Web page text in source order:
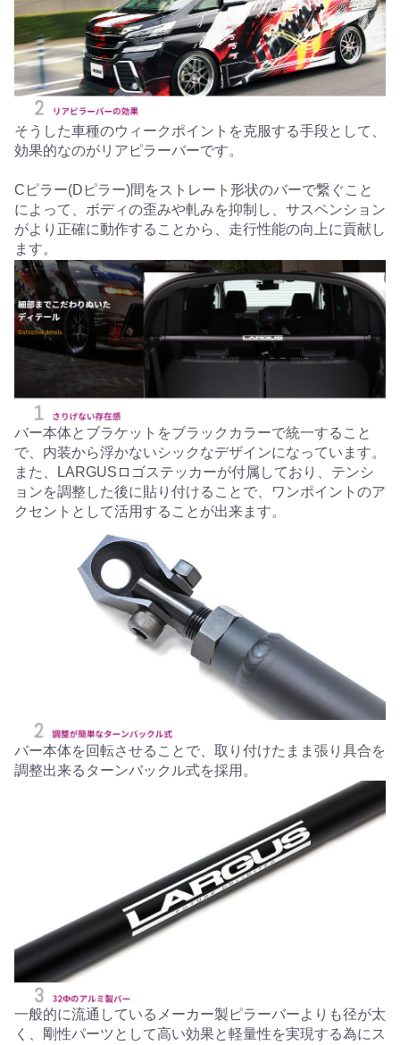
そうした車種のウィークポイントを克服する手段として、
効果的なのがリアピラーバーです。
Cピラー(Dピラー)間をストレート形状のバーで繋ぐこと
によって、ボディの歪みや軋みを抑制し、サスペンション
がより正確に動作することから、走行性能の向上に貢献し
ます。
バー本体とブラケットをブラックカラーで統一すること
で、内装から浮かないシックなデザインになっています。
また、LARGUSロゴステッカーが付属しており、テンシ
ョンを調整した後に貼り付けることで、ワンポイントのア
クセントとして活用することが出来ます。
バー本体を回転させることで、取り付けたまま張り具合を
調整出来るターンバックル式を採用。
一般的に流通しているメーカー製ピラーバーよりも径が太
く、剛性パーツとして高い効果と軽量性を実現する為にス